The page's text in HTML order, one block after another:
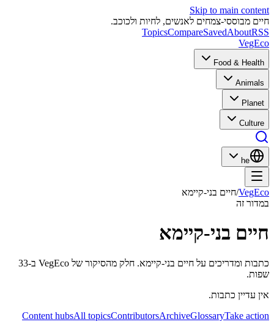
Skip to main content
חיים מבוססי-צמחים לאנשים, לחיות ולכוכב.
TopicsCompareSavedAboutRSS
VegEco
Food & Health
Animals
Planet
Culture
he
VegEco
/חיים בני-קיימא
במדור זה
חיים בני-קיימא
כתבות ומדריכים על חיים בני-קיימא. חלק מהסיקור של VegEco ב-33
שפות.
אין עדיין כתבות.
Content hubsAll topicsContributorsArchiveGlossaryTake action